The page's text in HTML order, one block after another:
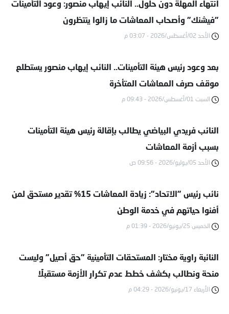
انتهاء المهلة دون حلول.. النائب إيهاب منصور: وعود التأمينات
"فيشنك" وأصحاب المعاشات ما زالوا ينتظرون
الأحد 02/أغسطس/2026 - 03:07 م
بعد وعود رئيس هيئة التأمينات.. النائب إيهاب منصور يستطلع
موقف صرف المعاشات المتأخرة
السبت 01/أغسطس/2026 - 09:43 م
النائب فريدي البياضي يطالب بإقالة رئيس هيئة التأمينات
بسبب أزمة المعاشات
الأحد 05/يوليو/2026 - 09:56 ص
نائب رئيس "الاتحاد": زيادة المعاشات 15% تقدير مستحق لمن
أفنوا حياتهم في خدمة الوطن
الخميس 25/يونيو/2026 - 01:39 م
النائبة راوية مختار: المستحقات التأمينية "حق أصيل" وليست
منحة ونطالب بكشف خطط عدم تكرار الأزمة مستقبلًا
الأربعاء 17/يونيو/2026 - 04:29 م